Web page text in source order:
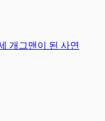
개그맨이 된 사연